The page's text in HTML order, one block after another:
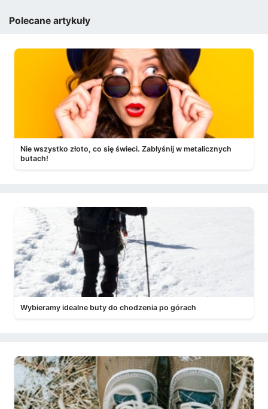
Polecane artykuły
Nie wszystko złoto, co się świeci. Zabłyśnij w metalicznych
butach!
Wybieramy idealne buty do chodzenia po górach